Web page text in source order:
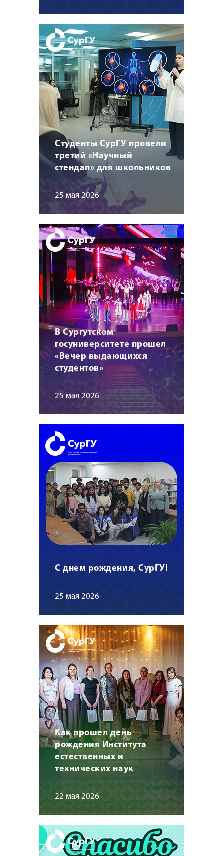
Студенты СурГУ провели
третий «Научный
стендап» для школьников
25 мая 2026
В Сургутском
госуниверситете прошел
«Вечер выдающихся
студентов»
25 мая 2026
С днем рождения, СурГУ!
25 мая 2026
Как прошел день
рождения Института
естественных и
технических наук
22 мая 2026